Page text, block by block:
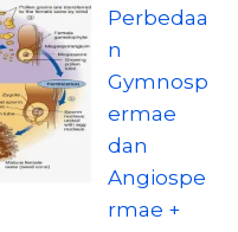
Perbedaa
n
Gymnosp
ermae
dan
Angiospe
rmae +